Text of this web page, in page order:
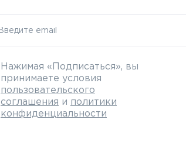
Нажимая «Подписаться», вы
принимаете условия
пользовательского
соглашения и политики
конфиденциальности